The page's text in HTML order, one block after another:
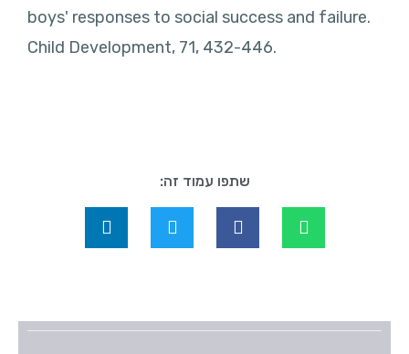
boys' responses to social success and failure.
Child Development, 71, 432-446.
שתפו עמוד זה: